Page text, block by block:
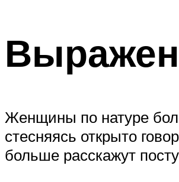
Женщины по натуре
стесняясь открыто
больше расскажут